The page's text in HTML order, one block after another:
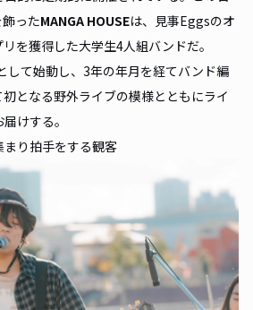
ったMANGA HOUSEは、見事Eggsのオ
を獲得した大学生4人組バンドだ。
して始動し、3年の年月を経てバンド編
となる野外ライブの模様とともにライ
けする。
り拍手をする観客